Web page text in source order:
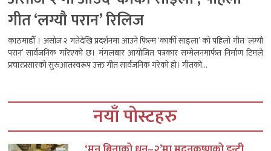
गीत ‘लग्यौ परान’ रिलिज
काठमाडौँ । असोज २ गतेदेखि प्रदर्शनमा आउने फिल्म ‘कार्की साइला’ को पहिलो गीत ‘लग्यौ
परान’ सार्वजनिक गरिएको छ। मंगलबार आयोजित पत्रकार सम्मेलनमार्फत निर्माण टिमले
प्रचारप्रसारको सुरुआतस्वरूप उक्त गीत सार्वजनिक गरेको हो। गीतको...
नयाँ पोस्टहरु